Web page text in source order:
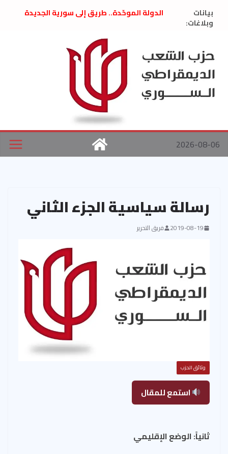
بيانات
وبلاغات:
الدولة الموحّدة.. طريق إلى سورية الجديدة
العام السابق لحزب الاتحاد الاشتراكي العربي
الديمقراطي
بلاغ صادر عن اجتماع اللجنة المركزية نيسان
2026
الحرب الأمريكية الإسرائيلية على نظام الملالي
في إيران .. بيان من حزب الشعب الديمقراطي
السوري
2026-08-06
رسالة سياسية الجزء الثاني
2019-08-19 فريق التحرير
وثائق الحزب
استمع للمقال
ثانياً: الوضع الإقليمي